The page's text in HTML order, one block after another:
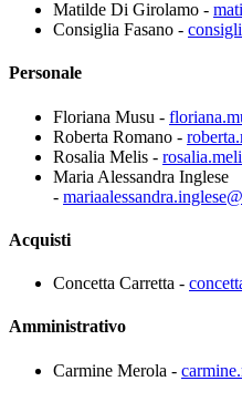
Matilde Di Girolamo -
Consiglia Fasano -
Personale
Floriana Musu -
Roberta Romano -
Rosalia Melis -
Maria Alessandra Inglese
-
Acquisti
Concetta Carretta -
Amministrativo
Carmine Merola -